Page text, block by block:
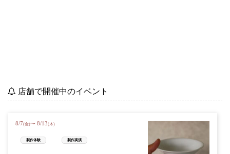
店舗で開催中のイベント
8/7(金)〜 8/13(木)
製作体験 製作実演